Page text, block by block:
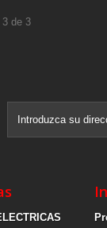
3 de 3